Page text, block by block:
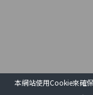
本網站使用Cookie來確